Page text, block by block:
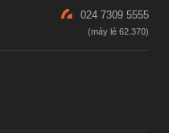
024 7309 5555